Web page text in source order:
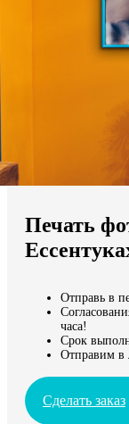
Мы доставляем
Продолжить без
Печать
Отправь в
часа!
Срок
Отправим в
Сделать заказ